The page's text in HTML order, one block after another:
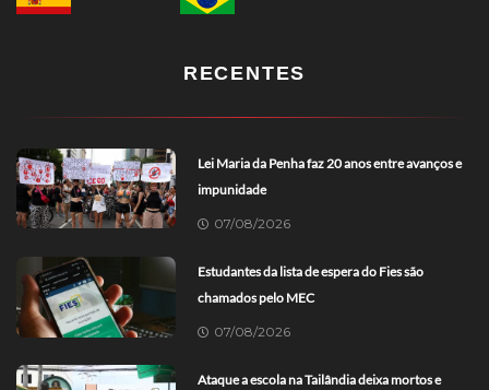
RECENTES
Lei Maria da Penha faz 20 anos entre avanços e
impunidade
07/08/2026
Estudantes da lista de espera do Fies são
chamados pelo MEC
07/08/2026
Ataque a escola na Tailândia deixa mortos e